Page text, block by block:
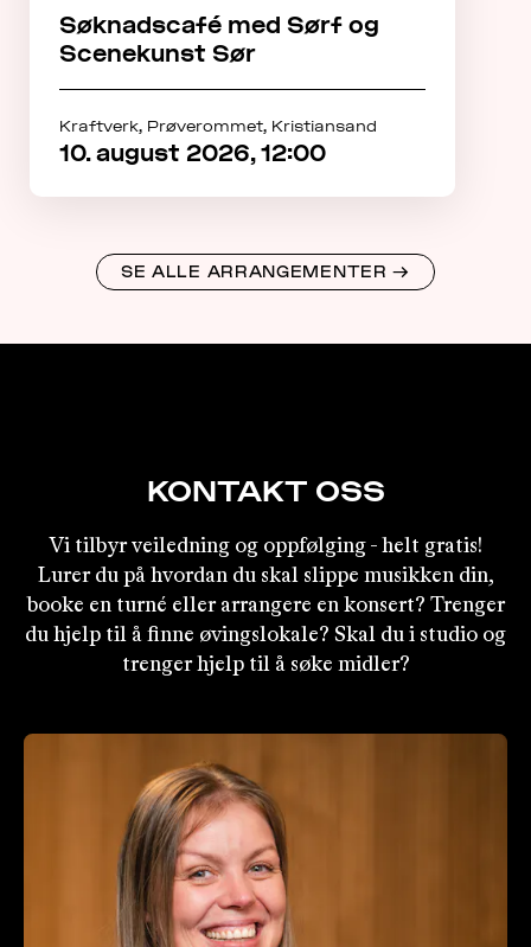
Søknadscafé med Sørf og
Scenekunst Sør
Kraftverk, Prøverommet, Kristiansand
10. august 2026, 12:00
SE ALLE ARRANGEMENTER →
KONTAKT OSS
Vi tilbyr veiledning og oppfølging - helt gratis!
Lurer du på hvordan du skal slippe musikken din,
booke en turné eller arrangere en konsert? Trenger
du hjelp til å finne øvingslokale? Skal du i studio og
trenger hjelp til å søke midler?